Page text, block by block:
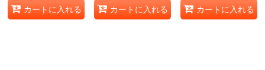
カートに入れる カートに入れる カートに入れる